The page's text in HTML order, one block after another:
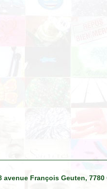
avenue François Geuten,